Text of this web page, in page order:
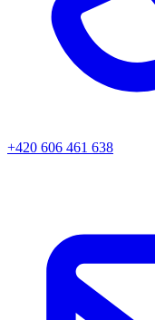
+420 606 461 638